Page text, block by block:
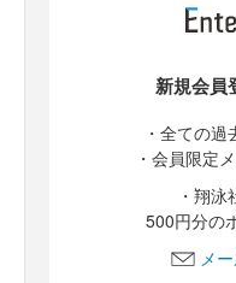
新規会員
・全ての
・会員限定
・翔泳
500円分の
メ